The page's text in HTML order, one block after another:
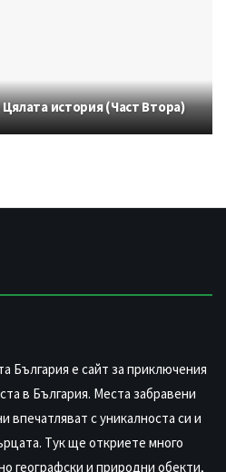
история (Част Втора)
България е сайт за приключения
в България. Места забравени
впечатляват с уникалноста си и
Тук ще откриете много
географски и природни обекти,